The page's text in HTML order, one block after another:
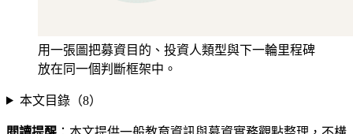
用一張圖把募資目的、投資人類型與下一輪里程碑
放在同一個判斷框架中。
本文目錄（8）